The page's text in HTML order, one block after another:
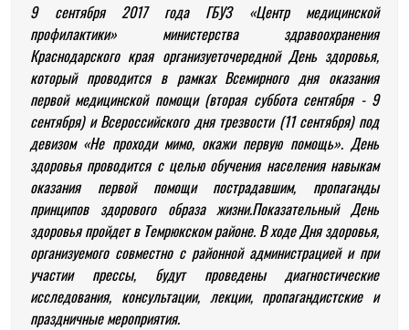
9 сентября 2017 года ГБУЗ «Центр медицинской
профилактики» министерства здравоохранения
Краснодарского края организуеточередной День здоровья,
который проводится в рамках Всемирного дня оказания
первой медицинской помощи (вторая суббота сентября - 9
сентября) и Всероссийского дня трезвости (11 сентября) под
девизом «Не проходи мимо, окажи первую помощь». День
здоровья проводится с целью обучения населения навыкам
оказания первой помощи пострадавшим, пропаганды
принципов здорового образа жизни.Показательный День
здоровья пройдетв Темрюкском районе. В ходе Дня здоровья,
организуемого совместно с районной администрацией и при
участии прессы, будут проведены диагностические
исследования, консультации, лекции, пропагандистские и
праздничные мероприятия.